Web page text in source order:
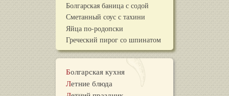
Болгарская баница с содой
Сметанный соус с тахини
Яйца по-родопски
Греческий пирог со шпинатом
Болгарская кухня
Летние блюда